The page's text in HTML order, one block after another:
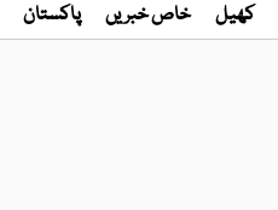
کھیل خاص خبریں پاکستان